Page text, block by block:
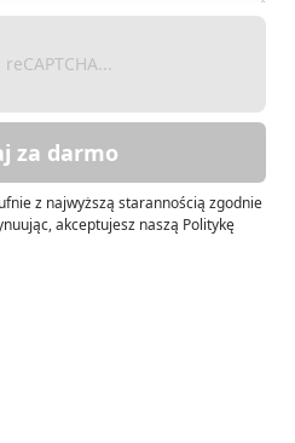
za darmo
z najwyższą starannością zgodnie
akceptujesz naszą Politykę